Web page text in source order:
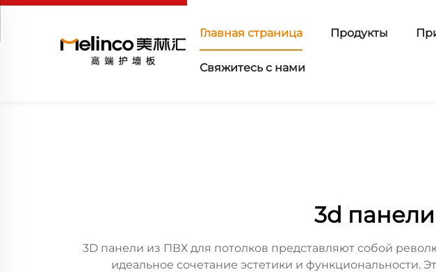
Главная страница Продукты
Свяжитесь с нами
3d
3D панели из ПВХ для потолков представляют собой
идеальное сочетание эстетики и функциональности.